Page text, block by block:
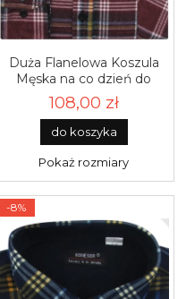
Duża Flanelowa Koszula
Męska na co dzień do
pracy bordowa w kratę z
długim rękawem Duże
rozmiary Pradizo J012
108,00 zł
do koszyka
Pokaż rozmiary
-8%